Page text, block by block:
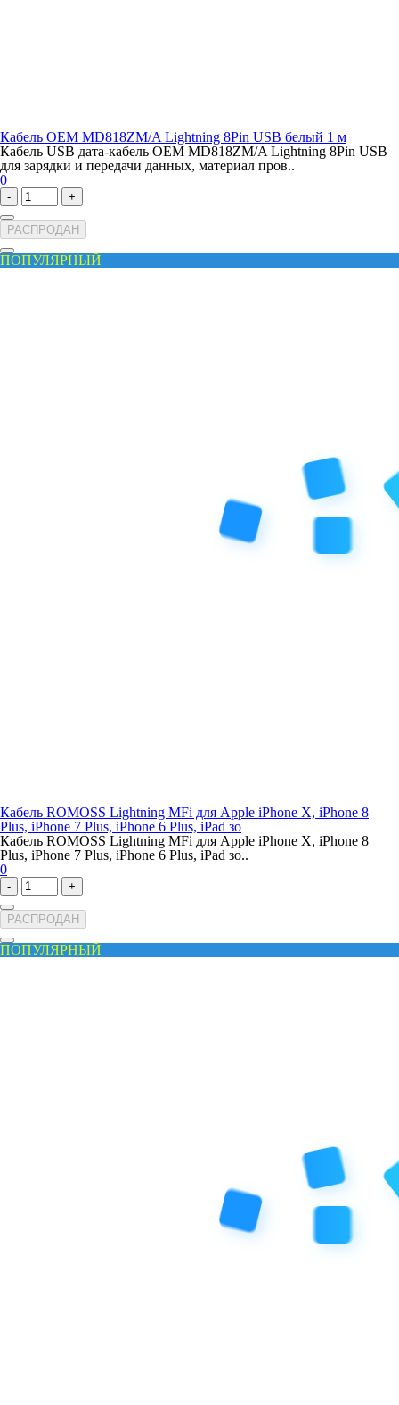
Кабель OEM MD818ZM/A Lightning 8Pin USB белый 1 м
Кабель USB дата-кабель OEM MD818ZM/A Lightning 8Pin USB
для зарядки и передачи данных, материал пров..
0
- +
РАСПРОДАН
ПОПУЛЯРНЫЙ
Кабель ROMOSS Lightning MFi для Apple iPhone X, iPhone 8
Plus, iPhone 7 Plus, iPhone 6 Plus, iPad зо
Кабель ROMOSS Lightning MFi для Apple iPhone X, iPhone 8
Plus, iPhone 7 Plus, iPhone 6 Plus, iPad зо..
0
- +
РАСПРОДАН
ПОПУЛЯРНЫЙ